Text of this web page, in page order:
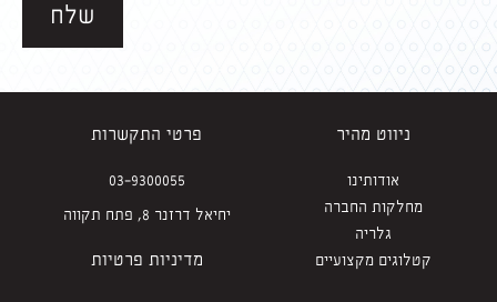
שלח
ניווט מהיר
אודותינו
מחלקות החברה
גלריה
קטלוגים מקצועיים
פרטי התקשרות
03-9300055
יחיאל דרזנר 8, פתח תקווה
מדיניות פרטיות